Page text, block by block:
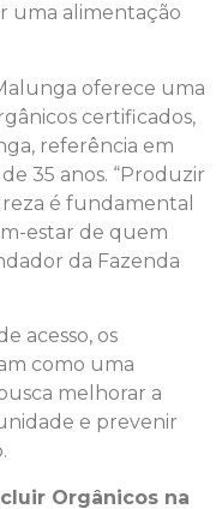
uma alimentação
oferece uma
certificados,
referência em
35 anos. “Produzir
é fundamental
estar de quem
da Fazenda
acesso, os
como uma
melhorar a
e prevenir
Orgânicos na